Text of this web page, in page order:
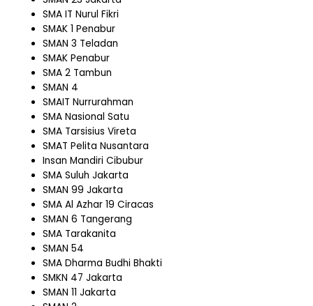
SMA IT Nurul Fikri
SMAK 1 Penabur
SMAN 3 Teladan
SMAK Penabur
SMA 2 Tambun
SMAN 4
SMAIT Nurrurahman
SMA Nasional Satu
SMA Tarsisius Vireta
SMAT Pelita Nusantara
Insan Mandiri Cibubur
SMA Suluh Jakarta
SMAN 99 Jakarta
SMA Al Azhar 19 Ciracas
SMAN 6 Tangerang
SMA Tarakanita
SMAN 54
SMA Dharma Budhi Bhakti
SMKN 47 Jakarta
SMAN 11 Jakarta